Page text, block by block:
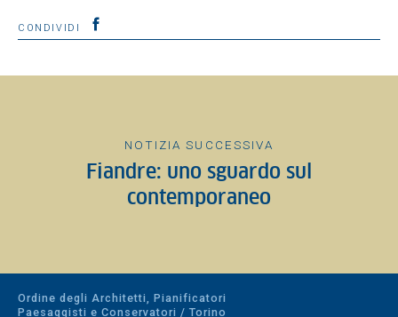
CONDIVIDI
NOTIZIA SUCCESSIVA
Fiandre: uno sguardo sul
contemporaneo
Ordine degli Architetti, Pianificatori
Paesaggisti e Conservatori / Torino